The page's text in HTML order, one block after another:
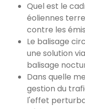
Quel est le
éoliennes
contre les
Le balisage
une solution
balisage
Dans quelle
gestion du
l'effet